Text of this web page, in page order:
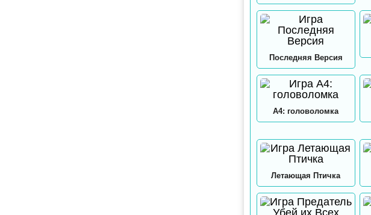
Последняя Версия
А4: головоломка
Летающая Птичка